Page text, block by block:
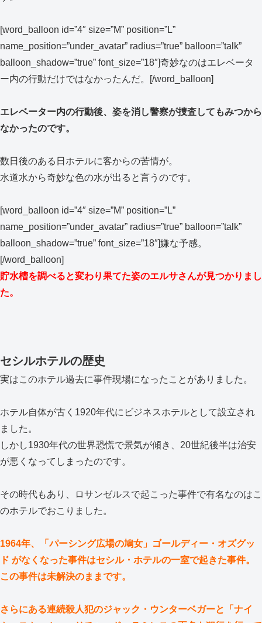
[word_balloon id=”4″ size=”M” position=”L”
name_position=”under_avatar” radius=”true” balloon=”talk”
balloon_shadow=”true” font_size=”18″]奇妙なのはエレベータ
ー内の行動だけではなかったんだ。[/word_balloon]
エレベーター内の行動後、姿を消し警察が捜査してもみつから
なかったのです。
数日後のある日ホテルに客からの苦情が。
水道水から奇妙な色の水が出ると言うのです。
[word_balloon id=”4″ size=”M” position=”L”
name_position=”under_avatar” radius=”true” balloon=”talk”
balloon_shadow=”true” font_size=”18″]嫌な予感。
[/word_balloon]
貯水槽を調べると変わり果てた姿のエルサさんが見つかりまし
た。
セシルホテルの歴史
実はこのホテル過去に事件現場になったことがありました。
ホテル自体が古く1920年代にビジネスホテルとして設立され
ました。
しかし1930年代の世界恐慌で景気が傾き、20世紀後半は治安
が悪くなってしまったのです。
その時代もあり、ロサンゼルスで起こった事件で有名なのはこ
のホテルでおこりました。
1964年、「パーシング広場の鳩女」ゴールディー・オズグッ
ド がなくなった事件はセシル・ホテルの一室で起きた事件。
この事件は未解決のままです。
さらにある連続殺人犯のジャック・ウンターベガーと「ナイ